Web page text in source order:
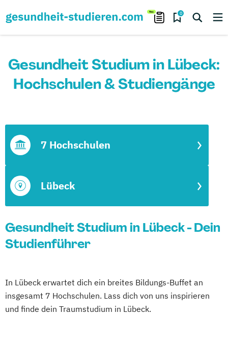
0
Gesundheit Studium in Lübeck:
Hochschulen & Studiengänge
Lübeck
7 Hochschulen
Gesundheit Studium in Lübeck - Dein
Studienführer
In Lübeck erwartet dich ein breites Bildungs-Buffet an
insgesamt 7 Hochschulen. Lass dich von uns inspirieren
und finde dein Traumstudium in Lübeck.